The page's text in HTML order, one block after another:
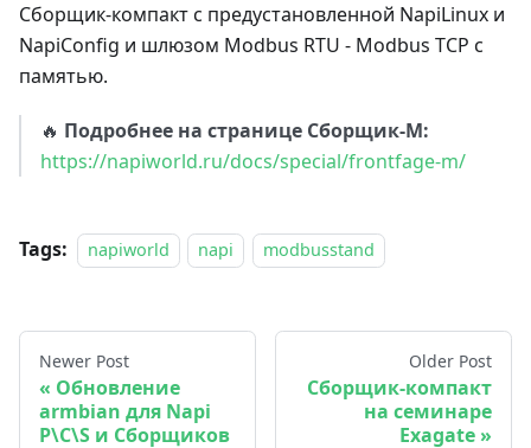
Сборщик-компакт с предустановленной NapiLinux и
NapiConfig и шлюзом Modbus RTU - Modbus TCP с
памятью.
🔥 Подробнее на странице Сборщик-М:
https://napiworld.ru/docs/special/frontfage-m/
Tags: napiworld napi modbusstand
Newer Post
Обновление
armbian для Napi
P\C\S и Сборщиков
Older Post
Сборщик-компакт
на семинаре
Exagate